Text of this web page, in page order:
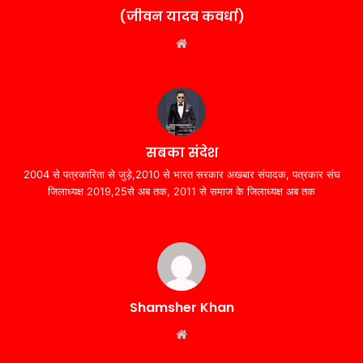
(जीवन यादव कवर्धा)
सबका संदेश
2004 से पत्रकारिता से जुड़े,2010 से भारत सरकार अखबार संपादक, पत्रकार संघ
जिलाध्यक्ष 2019,25से अब तक, 2011 से समाज के जिलाध्यक्ष अब तक
Shamsher Khan